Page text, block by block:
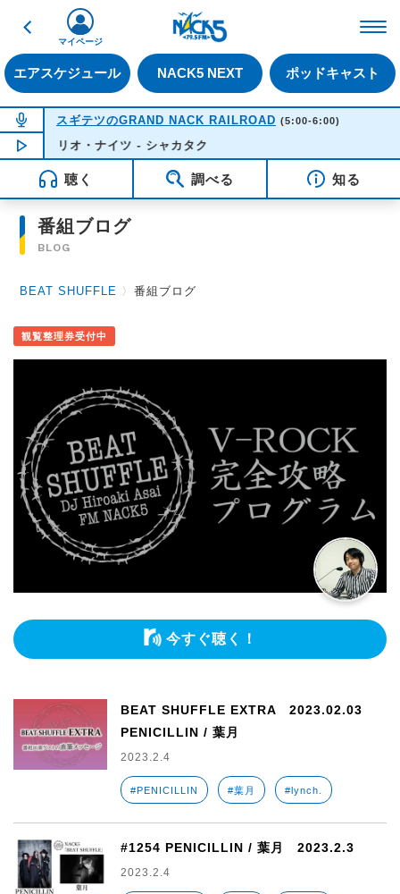
戻る
エアスケジュール NACK5 NEXT ポッドキャスト
マイページ
NOW ON AIR
スギテツのGRAND NACK RAILROAD (5:00-6:00)
NOW PLAYING 05:36
リオ・ナイツ - シャカタク
聴く 調べる 知る
番組ブログ
BLOG
BEAT SHUFFLE 〉番組ブログ
観覧整理券受付中
今すぐ聴く！
BEAT SHUFFLE EXTRA 2023.02.03
PENICILLIN / 葉月
2023.2.4
#PENICILLIN #葉月 #lynch.
#1254 PENICILLIN / 葉月 2023.2.3
2023.2.4